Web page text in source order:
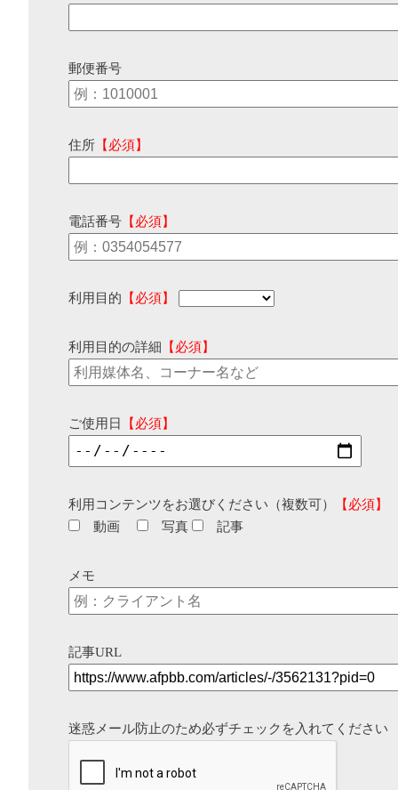
郵便番号
住所 【必須】
電話番号 【必須】
利用目的 【必須】
利用目的の詳細 【必須】
ご使用日 【必須】
利用コンテンツをお選びください（複数可）
【必須】
動画
写真 記事
メモ
記事URL
迷惑メール防止のため必ずチェックを入れてください